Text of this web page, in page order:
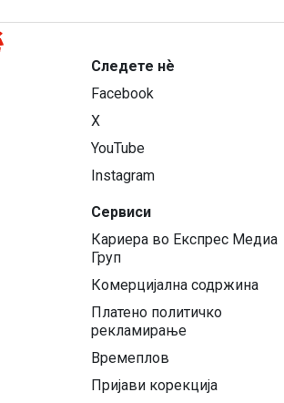
Следете нѐ
Facebook
X
YouTube
Instagram
Сервиси
Кариера во Експрес Медиа
Груп
Комерцијална содржина
Платено политичко
рекламирање
Времеплов
Пријави корекција